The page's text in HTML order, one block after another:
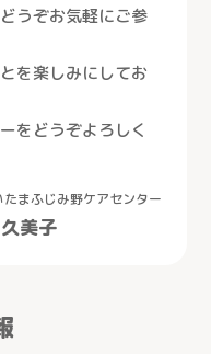
うぞお気軽にご参
を楽しみにしてお
をどうぞよろしく
たまふじみ野ケアセンター
美子